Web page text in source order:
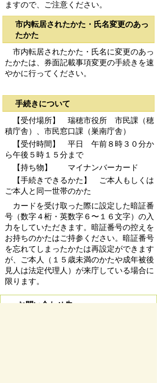
ますので、ご注意ください。
市内転居されたかた・氏名変更のあっ
たかた
市内転居されたかた・氏名に変更のあっ
たかたは、券面記載事項変更の手続きを速
やかに行ってください。
手続きについて
【受付場所】 瑞穂市役所 市民課（穂
積庁舎）、市民窓口課（巣南庁舎）
【受付時間】 平日 午前８時３０分か
ら午後５時１５分まで
【持ち物】 マイナンバーカード
【手続きできるかた】 ご本人もしくは
ご本人と同一世帯のかた
カードを受け取った際に設定した暗証番
号（数字４桁・英数字６〜１６文字）の入
力をしていただきます。暗証番号の控えを
お持ちのかたはご持参ください。暗証番号
を忘れてしまったかたは再設定ができます
が、ご本人（１５歳未満のかたや成年被後
見人は法定代理人）が来庁している場合に
限ります。
お問い合わせ先